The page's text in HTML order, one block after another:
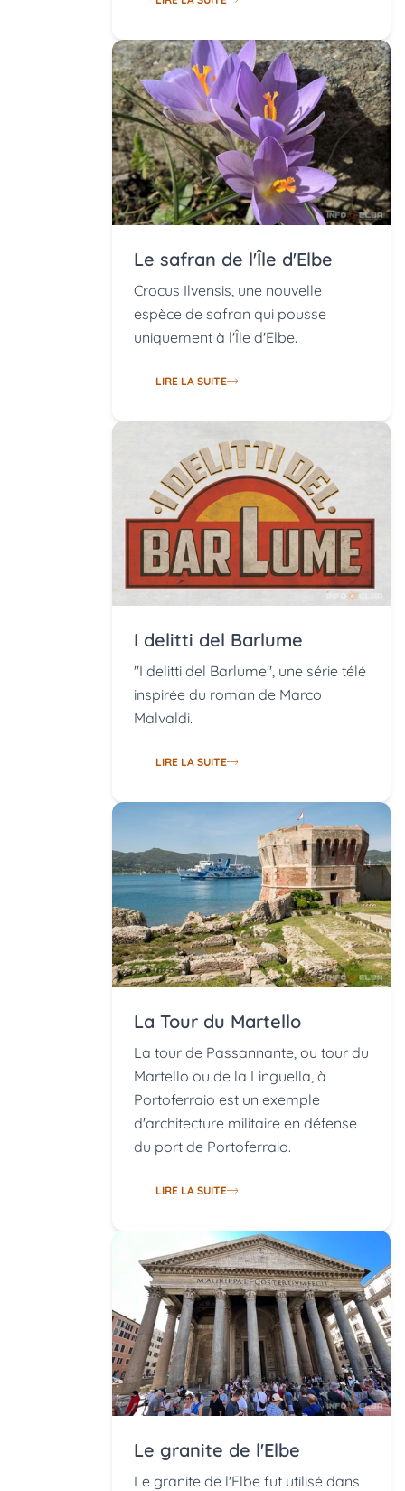
Le safran de l'Île d'Elbe
Crocus Ilvensis, une nouvelle
espèce de safran qui pousse
uniquement à l'Île d'Elbe.
LIRE LA SUITE
I delitti del Barlume
"I delitti del Barlume", une série télé
inspirée du roman de Marco
Malvaldi.
LIRE LA SUITE
La Tour du Martello
La tour de Passannante, ou tour du
Martello ou de la Linguella, à
Portoferraio est un exemple
d'architecture militaire en défense
du port de Portoferraio.
LIRE LA SUITE
Le granite de l'Elbe
Le granite de l'Elbe fut utilisé dans